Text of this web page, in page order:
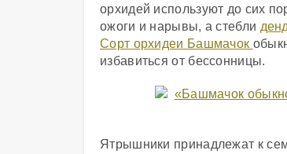
орхидей используют до сих
ожоги и нарывы, а стебли
Сорт орхидеи Башмачок
избавиться от бессонницы.
Ятрышники принадлежат к